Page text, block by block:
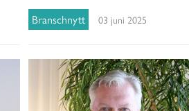
Branschnytt 03 juni 2025